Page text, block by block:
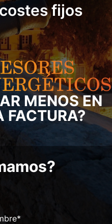
fijos
MENOS EN
FACTURA?